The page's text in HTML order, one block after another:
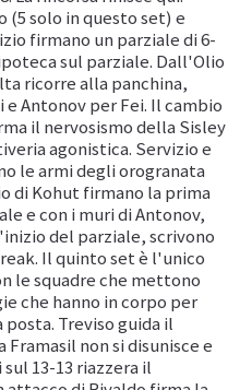
(5 solo in questo set) e
firmano un parziale di 6-
sul parziale. Dall'Olio
ricorre alla panchina,
e Antonov per Fei. Il cambio
il nervosismo della Sisley
agonistica. Servizio e
le armi degli orogranata
di Kohut firmano la prima
e con i muri di Antonov,
del parziale, scrivono
Il quinto set è l'unico
le squadre che mettono
che hanno in corpo per
posta. Treviso guida il
Framasil non si disunisce e
13-13 riazzera il